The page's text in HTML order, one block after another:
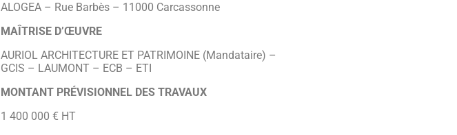
ALOGEA – Rue Barbès – 11000 Carcassonne
MAÎTRISE D’ŒUVRE
AURIOL ARCHITECTURE ET PATRIMOINE (Mandataire) –
GCIS – LAUMONT – ECB – ETI
MONTANT PRÉVISIONNEL DES TRAVAUX
1 400 000 € HT